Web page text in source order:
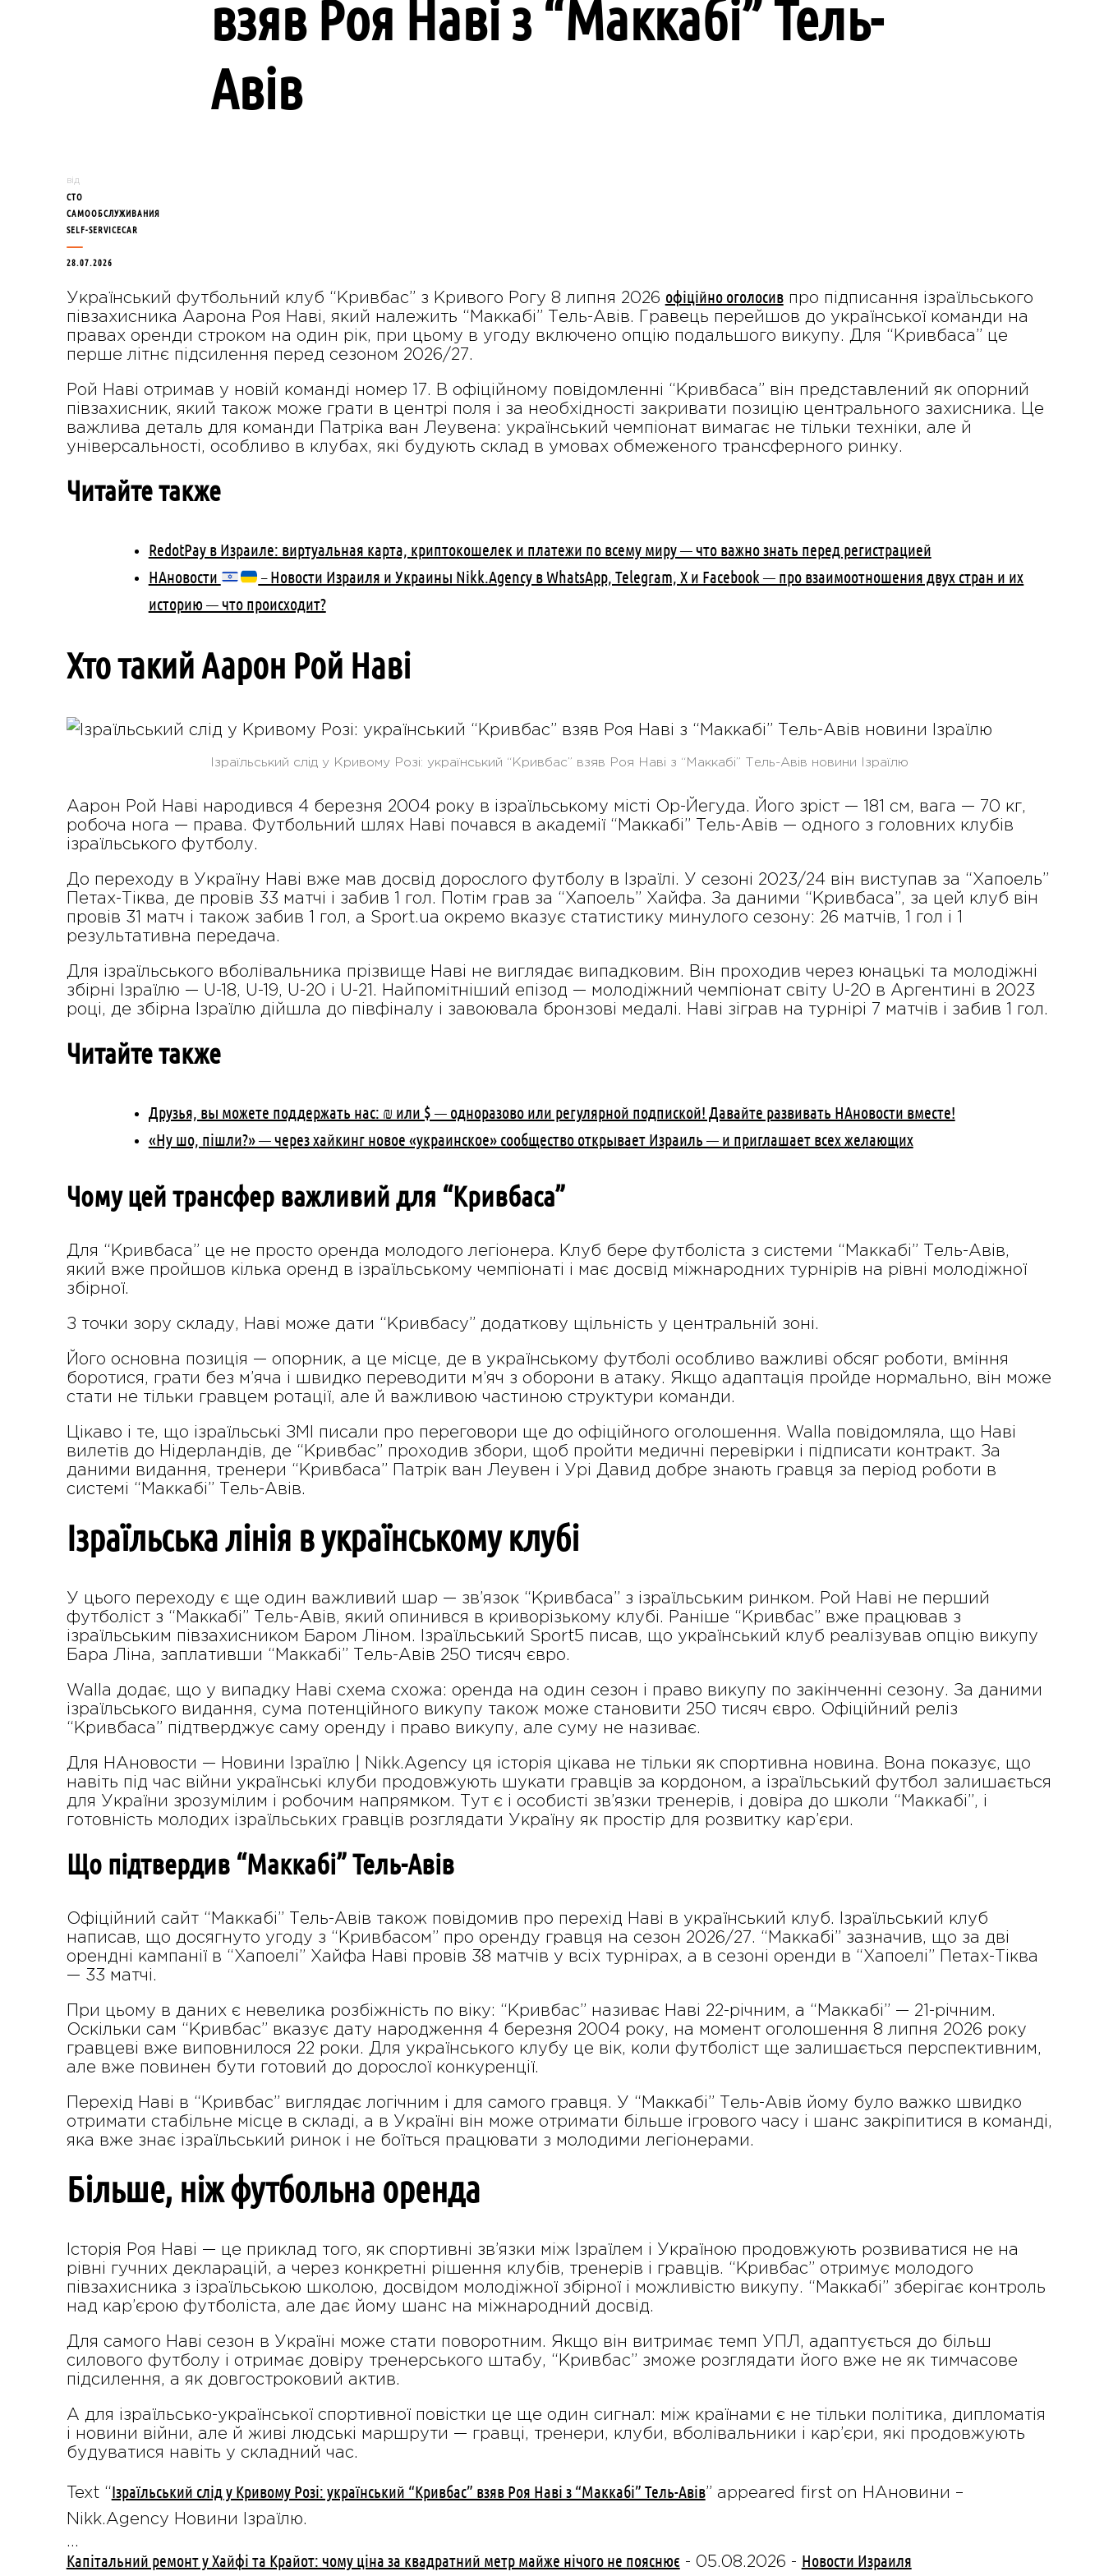
взяв Роя Наві з “Маккабі” Тель-
Авів
від
СТО
САМООБСЛУЖИВАНИЯ
SELF-SERVICECAR
28.07.2026
Український футбольний клуб “Кривбас” з Кривого Рогу 8 липня 2026 офіційно оголосивпро підписання ізраїльського
півзахисника Аарона Роя Наві, який належить “Маккабі” Тель-Авів. Гравець перейшов до української команди на
правах оренди строком на один рік, при цьому в угоду включено опцію подальшого викупу. Для “Кривбаса” це
перше літнє підсилення перед сезоном 2026/27.
Рой Наві отримав у новій команді номер 17. В офіційному повідомленні “Кривбаса” він представлений як опорний
півзахисник, який також може грати в центрі поля і за необхідності закривати позицію центрального захисника. Це
важлива деталь для команди Патріка ван Леувена: український чемпіонат вимагає не тільки техніки, але й
універсальності, особливо в клубах, які будують склад в умовах обмеженого трансферного ринку.
Читайте также
RedotPay в Израиле: виртуальная карта, криптокошелек и платежи по всему миру — что важно знать перед регистрацией
НАновости
– Новости Израиля и Украины Nikk.Agency в WhatsApp, Telegram, X и Facebook — про взаимоотношения двух стран и их
историю — что происходит?
Хто такий Аарон Рой Наві
Ізраїльський слід у Кривому Розі: український “Кривбас” взяв Роя Наві з “Маккабі” Тель-Авів новини Ізраїлю
Аарон Рой Наві народився 4 березня 2004 року в ізраїльському місті Ор-Йегуда. Його зріст — 181 см, вага — 70 кг,
робоча нога — права. Футбольний шлях Наві почався в академії “Маккабі” Тель-Авів — одного з головних клубів
ізраїльського футболу.
До переходу в Україну Наві вже мав досвід дорослого футболу в Ізраїлі. У сезоні 2023/24 він виступав за “Хапоель”
Петах-Тіква, де провів 33 матчі і забив 1 гол. Потім грав за “Хапоель” Хайфа. За даними “Кривбаса”, за цей клуб він
провів 31 матч і також забив 1 гол, а Sport.ua окремо вказує статистику минулого сезону: 26 матчів, 1 гол і 1
результативна передача.
Для ізраїльського вболівальника прізвище Наві не виглядає випадковим. Він проходив через юнацькі та молодіжні
збірні Ізраїлю — U-18, U-19, U-20 і U-21. Найпомітніший епізод — молодіжний чемпіонат світу U-20 в Аргентині в 2023
році, де збірна Ізраїлю дійшла до півфіналу і завоювала бронзові медалі. Наві зіграв на турнірі 7 матчів і забив 1 гол.
Читайте также
Друзья, вы можете поддержать нас: ₪ или $ — одноразово или регулярной подпиской! Давайте развивать НАновости вместе!
«Ну шо, пішли?» — через хайкинг новое «украинское» сообщество открывает Израиль — и приглашает всех желающих
Чому цей трансфер важливий для “Кривбаса”
Для “Кривбаса” це не просто оренда молодого легіонера. Клуб бере футболіста з системи “Маккабі” Тель-Авів,
який вже пройшов кілька оренд в ізраїльському чемпіонаті і має досвід міжнародних турнірів на рівні молодіжної
збірної.
З точки зору складу, Наві може дати “Кривбасу” додаткову щільність у центральній зоні.
Його основна позиція — опорник, а це місце, де в українському футболі особливо важливі обсяг роботи, вміння
боротися, грати без м’яча і швидко переводити м’яч з оборони в атаку. Якщо адаптація пройде нормально, він може
стати не тільки гравцем ротації, але й важливою частиною структури команди.
Цікаво і те, що ізраїльські ЗМІ писали про переговори ще до офіційного оголошення. Walla повідомляла, що Наві
вилетів до Нідерландів, де “Кривбас” проходив збори, щоб пройти медичні перевірки і підписати контракт. За
даними видання, тренери “Кривбаса” Патрік ван Леувен і Урі Давид добре знають гравця за період роботи в
системі “Маккабі” Тель-Авів.
Ізраїльська лінія в українському клубі
У цього переходу є ще один важливий шар — зв’язок “Кривбаса” з ізраїльським ринком. Рой Наві не перший
футболіст з “Маккабі” Тель-Авів, який опинився в криворізькому клубі. Раніше “Кривбас” вже працював з
ізраїльським півзахисником Баром Ліном. Ізраїльський Sport5 писав, що український клуб реалізував опцію викупу
Бара Ліна, заплативши “Маккабі” Тель-Авів 250 тисяч євро.
Walla додає, що у випадку Наві схема схожа: оренда на один сезон і право викупу по закінченні сезону. За даними
ізраїльського видання, сума потенційного викупу також може становити 250 тисяч євро. Офіційний реліз
“Кривбаса” підтверджує саму оренду і право викупу, але суму не називає.
Для НАновости — Новини Ізраїлю | Nikk.Agency ця історія цікава не тільки як спортивна новина. Вона показує, що
навіть під час війни українські клуби продовжують шукати гравців за кордоном, а ізраїльський футбол залишається
для України зрозумілим і робочим напрямком. Тут є і особисті зв’язки тренерів, і довіра до школи “Маккабі”, і
готовність молодих ізраїльських гравців розглядати Україну як простір для розвитку кар’єри.
Що підтвердив “Маккабі” Тель-Авів
Офіційний сайт “Маккабі” Тель-Авів також повідомив про перехід Наві в український клуб. Ізраїльський клуб
написав, що досягнуто угоду з “Кривбасом” про оренду гравця на сезон 2026/27. “Маккабі” зазначив, що за дві
орендні кампанії в “Хапоелі” Хайфа Наві провів 38 матчів у всіх турнірах, а в сезоні оренди в “Хапоелі” Петах-Тіква
— 33 матчі.
При цьому в даних є невелика розбіжність по віку: “Кривбас” називає Наві 22-річним, а “Маккабі” — 21-річним.
Оскільки сам “Кривбас” вказує дату народження 4 березня 2004 року, на момент оголошення 8 липня 2026 року
гравцеві вже виповнилося 22 роки. Для українського клубу це вік, коли футболіст ще залишається перспективним,
але вже повинен бути готовий до дорослої конкуренції.
Перехід Наві в “Кривбас” виглядає логічним і для самого гравця. У “Маккабі” Тель-Авів йому було важко швидко
отримати стабільне місце в складі, а в Україні він може отримати більше ігрового часу і шанс закріпитися в команді,
яка вже знає ізраїльський ринок і не боїться працювати з молодими легіонерами.
Більше, ніж футбольна оренда
Історія Роя Наві — це приклад того, як спортивні зв’язки між Ізраїлем і Україною продовжують розвиватися не на
рівні гучних декларацій, а через конкретні рішення клубів, тренерів і гравців. “Кривбас” отримує молодого
півзахисника з ізраїльською школою, досвідом молодіжної збірної і можливістю викупу. “Маккабі” зберігає контроль
над кар’єрою футболіста, але дає йому шанс на міжнародний досвід.
Для самого Наві сезон в Україні може стати поворотним. Якщо він витримає темп УПЛ, адаптується до більш
силового футболу і отримає довіру тренерського штабу, “Кривбас” зможе розглядати його вже не як тимчасове
підсилення, а як довгостроковий актив.
А для ізраїльсько-української спортивної повістки це ще один сигнал: між країнами є не тільки політика, дипломатія
і новини війни, але й живі людські маршрути — гравці, тренери, клуби, вболівальники і кар’єри, які продовжують
будуватися навіть у складний час.
Text “Ізраїльський слід у Кривому Розі: український “Кривбас” взяв Роя Наві з “Маккабі” Тель-Авів” appeared first on НАновини –
Nikk.Agency Новини Ізраїлю.
…
Капітальний ремонт у Хайфі та Крайот: чому ціна за квадратний метр майже нічого не пояснює - 05.08.2026 - Новости Израиля